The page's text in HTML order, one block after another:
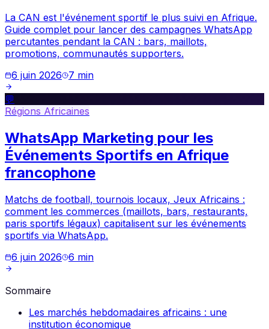
La CAN est l'événement sportif le plus suivi en Afrique.
Guide complet pour lancer des campagnes WhatsApp
percutantes pendant la CAN : bars, maillots,
promotions, communautés supporters.
6 juin 2026
7 min
💬
Régions Africaines
WhatsApp Marketing pour les
Événements Sportifs en Afrique
francophone
Matchs de football, tournois locaux, Jeux Africains :
comment les commerces (maillots, bars, restaurants,
paris sportifs légaux) capitalisent sur les événements
sportifs via WhatsApp.
6 juin 2026 6 min
Sommaire
Les marchés hebdomadaires africains : une
institution économique